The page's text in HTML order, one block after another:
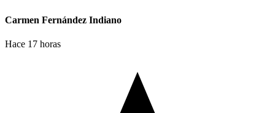
Carmen Fernández Indiano
Hace 17 horas